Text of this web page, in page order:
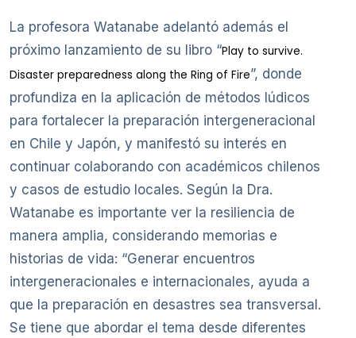
La profesora Watanabe adelantó además el
próximo lanzamiento de su libro “Play to survive.
Disaster preparedness along the Ring of Fire”, donde
profundiza en la aplicación de métodos lúdicos
para fortalecer la preparación intergeneracional
en Chile y Japón, y manifestó su interés en
continuar colaborando con académicos chilenos
y casos de estudio locales. Según la Dra.
Watanabe es importante ver la resiliencia de
manera amplia, considerando memorias e
historias de vida: “Generar encuentros
intergeneracionales e internacionales, ayuda a
que la preparación en desastres sea transversal.
Se tiene que abordar el tema desde diferentes